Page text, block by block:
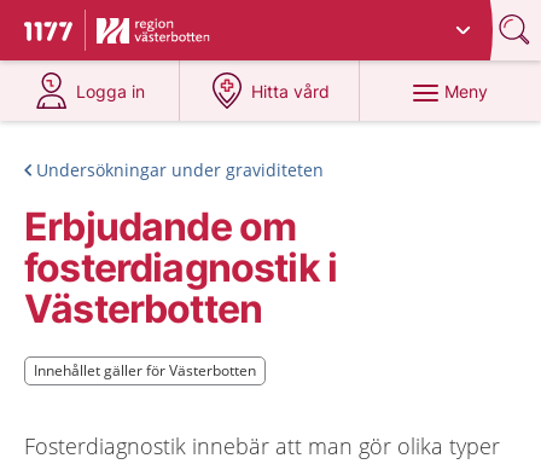
Till startsidan för 1177
Du har valt region
Logga in
på 1177.se
Hitta vård
på 1177.se
Meny
Undersökningar under graviditeten
Erbjudande om
fosterdiagnostik i
Västerbotten
Innehållet gäller för Västerbotten
Innehållet gäller för Västerbotten
Fosterdiagnostik innebär att man gör olika typer